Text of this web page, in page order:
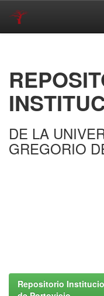
DE LA
GREGORIO
Repositorio